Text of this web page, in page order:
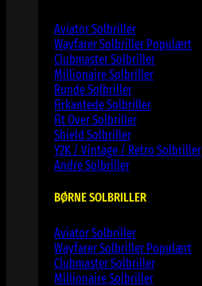
Aviator Solbriller
Wayfarer Solbriller
Clubmaster Solbriller
Millionaire Solbriller
Runde Solbriller
Firkantede Solbriller
Fit Over Solbriller
Shield Solbriller
Y2K / Vintage / Retro Solbriller
Andre Solbriller
BØRNE SOLBRILLER
Aviator Solbriller
Wayfarer Solbriller
Clubmaster Solbriller
Millionaire Solbriller